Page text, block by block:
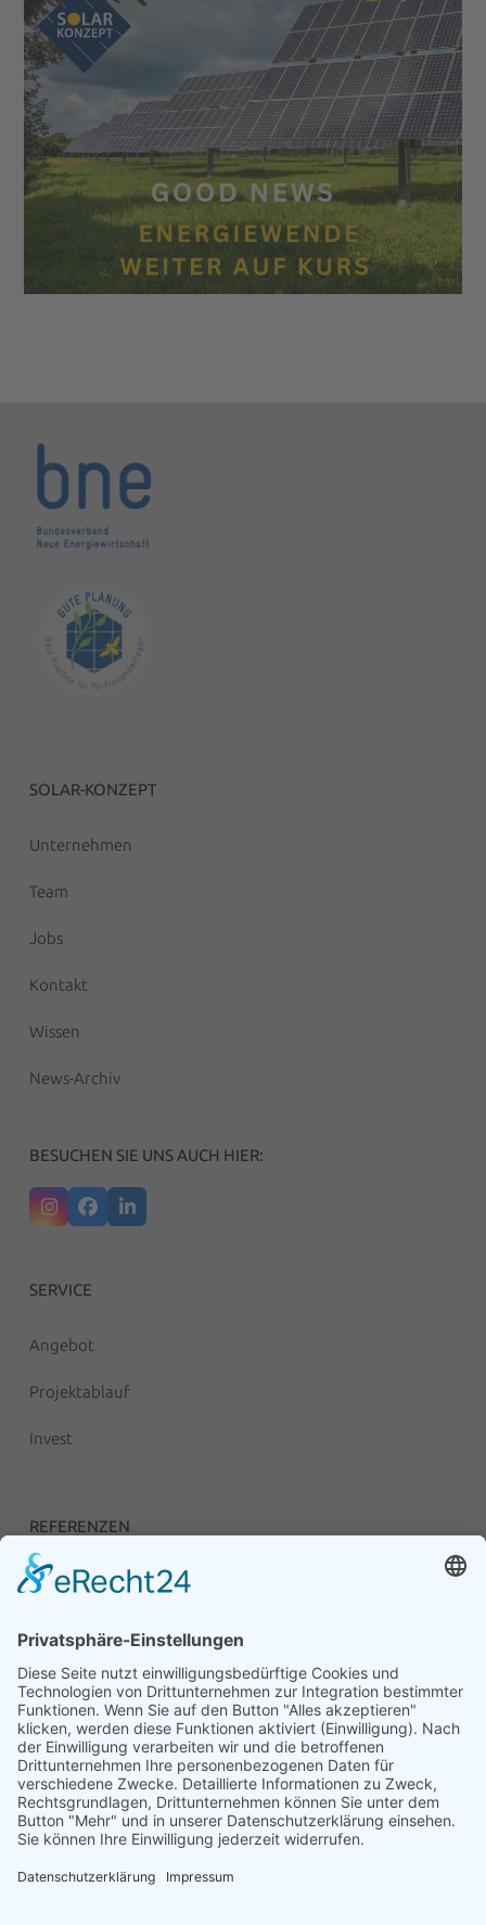
SOLAR-KONZEPT
Unternehmen
Team
Jobs
Kontakt
Wissen
News-Archiv
BESUCHEN SIE UNS AUCH HIER:
Instagram
FacebookLinkedIn
SERVICE
Angebot
Projektablauf
Invest
REFERENZEN
Unsere Anlagen
Impressum
Datenschutzerklärung
Compliance
Teilnahmebedingungen für die Vermittlung von PV-
Flächen